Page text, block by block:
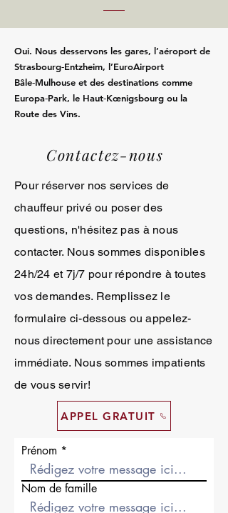
Oui. Nous desservons les gares, l’aéroport de
Strasbourg‑Entzheim, l’EuroAirport
Bâle‑Mulhouse et des destinations comme
Europa‑Park, le Haut‑Kœnigsbourg ou la
Route des Vins.
Contactez-nous
Pour réserver nos services de
chauffeur privé ou poser des
questions, n'hésitez pas à nous
contacter. Nous sommes disponibles
24h/24 et 7j/7 pour répondre à toutes
vos demandes. Remplissez le
formulaire ci-dessous ou appelez-
nous directement pour une assistance
immédiate. Nous sommes impatients
de vous servir!
APPEL GRATUIT
Prénom
Nom de famille